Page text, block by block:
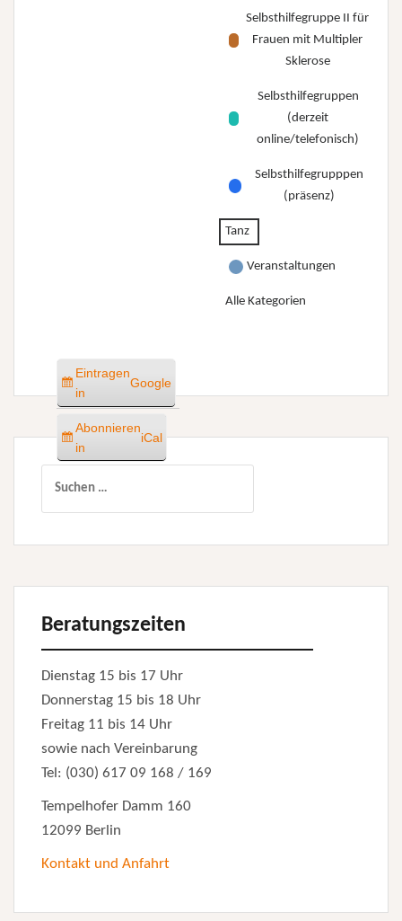
Selbsthilfegruppe II für
Frauen mit Multipler
Sklerose
Selbsthilfegruppen
(derzeit
online/telefonisch)
Selbsthilfegrupppen
(präsenz)
Tanz
Veranstaltungen
Alle Kategorien
Eintragen
in
Google
Abonnieren
in
iCal
Beratungszeiten
Dienstag 15 bis 17 Uhr
Donnerstag 15 bis 18 Uhr
Freitag 11 bis 14 Uhr
sowie nach Vereinbarung
Tel: (030) 617 09 168 / 169
Tempelhofer Damm 160
12099 Berlin
Kontakt und Anfahrt